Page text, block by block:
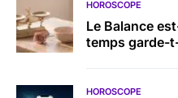
HOROSCOPE
Le Balance
temps garde-
HOROSCOPE